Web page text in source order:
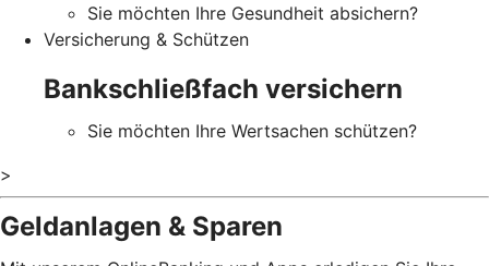
Sie möchten Ihre Gesundheit absichern?
Versicherung & Schützen
Bankschließfach versichern
Sie möchten Ihre Wertsachen schützen?
>
Geldanlagen & Sparen